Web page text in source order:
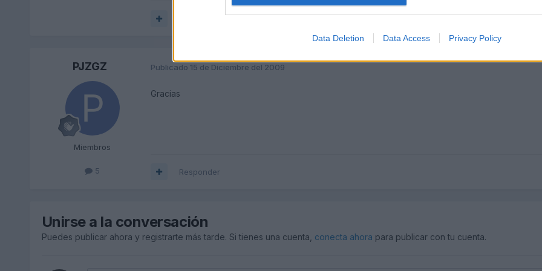
Data Deletion Data Access Privacy Policy
PJZGZ
Miembros
5
Publicado 15 de Diciembre del 2009
Gracias
Responder
Unirse a la conversación
Puedes publicar ahora y registrarte más tarde. Si tienes una cuenta, conecta ahora para publicar con tu cuenta.